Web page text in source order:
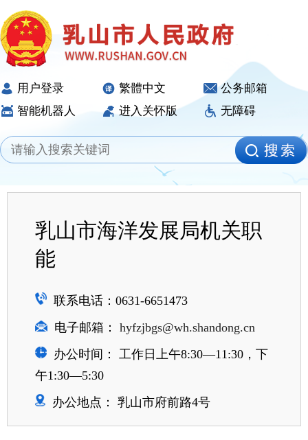
用户登录 繁體中文
公务邮箱
智能机器人
进入关怀版 无障碍
乳山市海洋发展局机关职
能
联系电话：0631-6651473
电子邮箱： hyfzjbgs@wh.shandong.cn
办公时间： 工作日上午8:30—11:30，下
午1:30—5:30
办公地点： 乳山市府前路4号